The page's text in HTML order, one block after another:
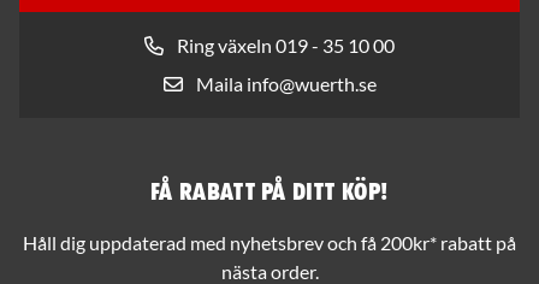
Ring växeln 019 - 35 10 00
Maila info@wuerth.se
Få rabatt på ditt köp!
Håll dig uppdaterad med nyhetsbrev och få 200kr* rabatt på
nästa order.